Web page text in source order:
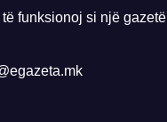
funksionoj si një gazetë